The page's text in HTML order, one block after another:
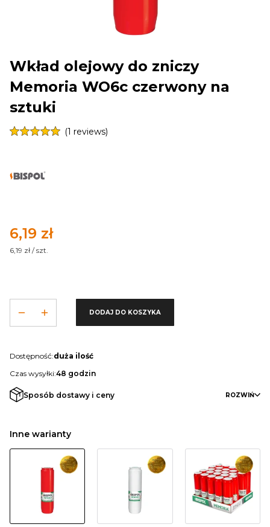
Wkład olejowy do zniczy
Memoria WO6c czerwony na
sztuki
(1 reviews)
Cena
6,19 zł
6,19 zł / szt.
DODAJ DO KOSZYKA
Dostępność:duża ilość
Czas wysyłki:48 godzin
Sposób dostawy i ceny ROZWIŃ
Inne warianty